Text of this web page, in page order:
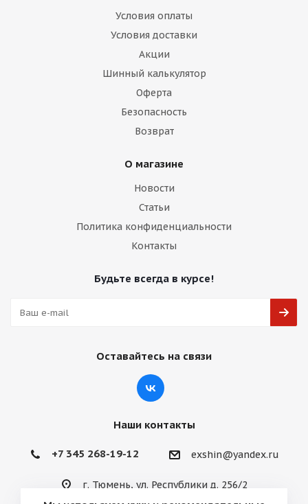
Условия оплаты
Условия доставки
Акции
Шинный калькулятор
Оферта
Безопасность
Возврат
О магазине
Новости
Статьи
Политика конфиденциальности
Контакты
Будьте всегда в курсе!
Оставайтесь на связи
Наши контакты
+7 345 268-19-12 exshin@yandex.ru
г. Тюмень, ул. Республики д. 256/2